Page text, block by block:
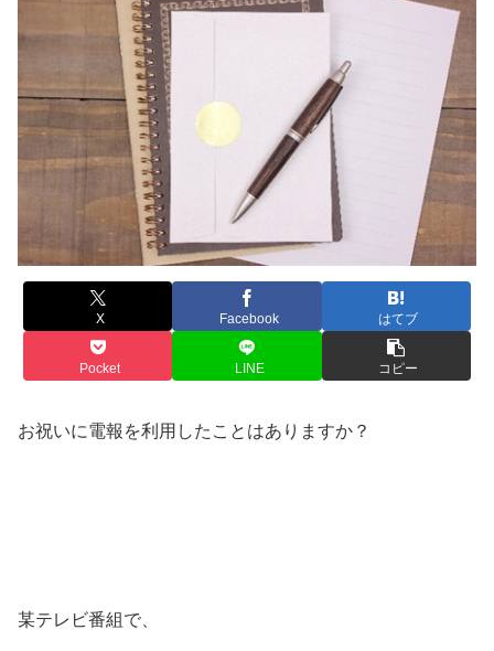
X Facebook はてブ
Pocket LINE コピー
お祝いに電報を利用したことはありますか？
某テレビ番組で、